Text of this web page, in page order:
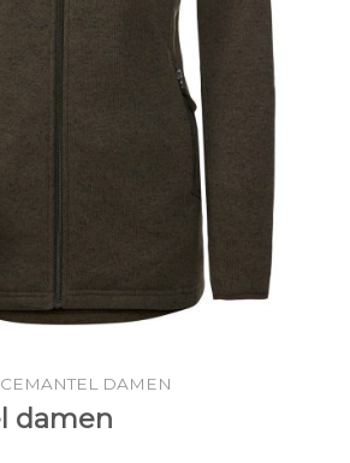
DAMEN
damen